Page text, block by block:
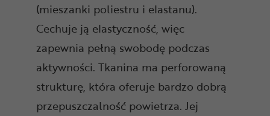
(mieszanki poliestru i elastanu).
Cechuje ją elastyczność, więc
zapewnia pełną swobodę podczas
aktywności. Tkanina ma perforowaną
strukturę, która oferuje bardzo dobrą
przepuszczalność powietrza. Jej